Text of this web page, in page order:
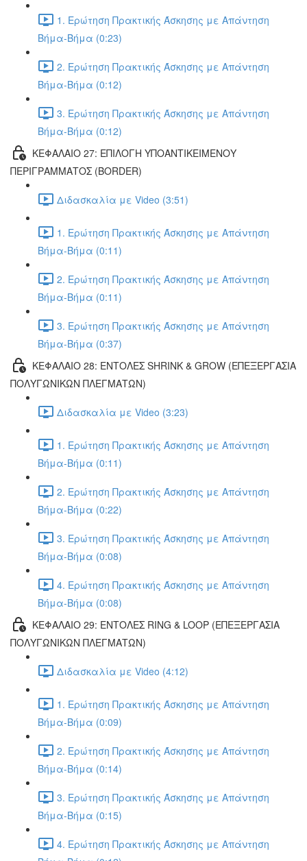
1. Ερώτηση Πρακτικής Άσκησης με Απάντηση
Βήμα-Βήμα (0:23)
2. Ερώτηση Πρακτικής Άσκησης με Απάντηση
Βήμα-Βήμα (0:12)
3. Ερώτηση Πρακτικής Άσκησης με Απάντηση
Βήμα-Βήμα (0:12)
ΚΕΦΑΛΑΙΟ 27: ΕΠΙΛΟΓΗ ΥΠΟΑΝΤΙΚΕΙΜΕΝΟΥ
ΠΕΡΙΓΡΑΜΜΑΤΟΣ (BORDER)
Διδασκαλία με Video (3:51)
1. Ερώτηση Πρακτικής Άσκησης με Απάντηση
Βήμα-Βήμα (0:11)
2. Ερώτηση Πρακτικής Άσκησης με Απάντηση
Βήμα-Βήμα (0:11)
3. Ερώτηση Πρακτικής Άσκησης με Απάντηση
Βήμα-Βήμα (0:37)
ΚΕΦΑΛΑΙΟ 28: ΕΝΤΟΛΕΣ SHRINK & GROW (ΕΠΕΞΕΡΓΑΣΙΑ
ΠΟΛΥΓΩΝΙΚΩΝ ΠΛΕΓΜΑΤΩΝ)
Διδασκαλία με Video (3:23)
1. Ερώτηση Πρακτικής Άσκησης με Απάντηση
Βήμα-Βήμα (0:11)
2. Ερώτηση Πρακτικής Άσκησης με Απάντηση
Βήμα-Βήμα (0:22)
3. Ερώτηση Πρακτικής Άσκησης με Απάντηση
Βήμα-Βήμα (0:08)
4. Ερώτηση Πρακτικής Άσκησης με Απάντηση
Βήμα-Βήμα (0:08)
ΚΕΦΑΛΑΙΟ 29: ΕΝΤΟΛΕΣ RING & LOOP (ΕΠΕΞΕΡΓΑΣΙΑ
ΠΟΛΥΓΩΝΙΚΩΝ ΠΛΕΓΜΑΤΩΝ)
Διδασκαλία με Video (4:12)
1. Ερώτηση Πρακτικής Άσκησης με Απάντηση
Βήμα-Βήμα (0:09)
2. Ερώτηση Πρακτικής Άσκησης με Απάντηση
Βήμα-Βήμα (0:14)
3. Ερώτηση Πρακτικής Άσκησης με Απάντηση
Βήμα-Βήμα (0:15)
4. Ερώτηση Πρακτικής Άσκησης με Απάντηση